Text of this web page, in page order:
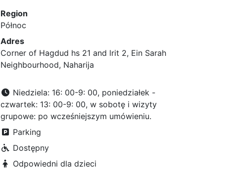
Region
Północ
Adres
Corner of Hagdud hs 21 and lrit 2, Ein Sarah
Neighbourhood, Naharija
Niedziela: 16: 00-9: 00, poniedziałek -
czwartek: 13: 00-9: 00, w sobotę i wizyty
grupowe: po wcześniejszym umówieniu.
Parking
Dostępny
Odpowiedni dla dzieci